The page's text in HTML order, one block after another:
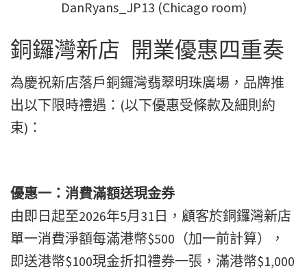
DanRyans_JP13 (Chicago room)
銅鑼灣新店 開業優惠四重奏
為慶祝新店落戶銅鑼灣翡翠明珠廣場，品牌推
出以下限時禮遇：(以下優惠受條款及細則約
束)：
優惠一：消費滿額送現金券
由即日起至2026年5月31日，顧客於銅鑼灣新店
單一消費淨額每滿港幣$500（加一前計算），
即送港幣$100現金折扣禮券一張，滿港幣$1,000